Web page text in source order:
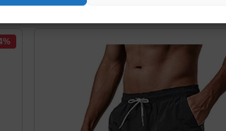
(EU M/Tag L, Blau)